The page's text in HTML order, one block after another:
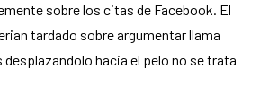
sobre los citas de Facebook. El
tardado sobre argumentar llama
hacia el pelo no se trata